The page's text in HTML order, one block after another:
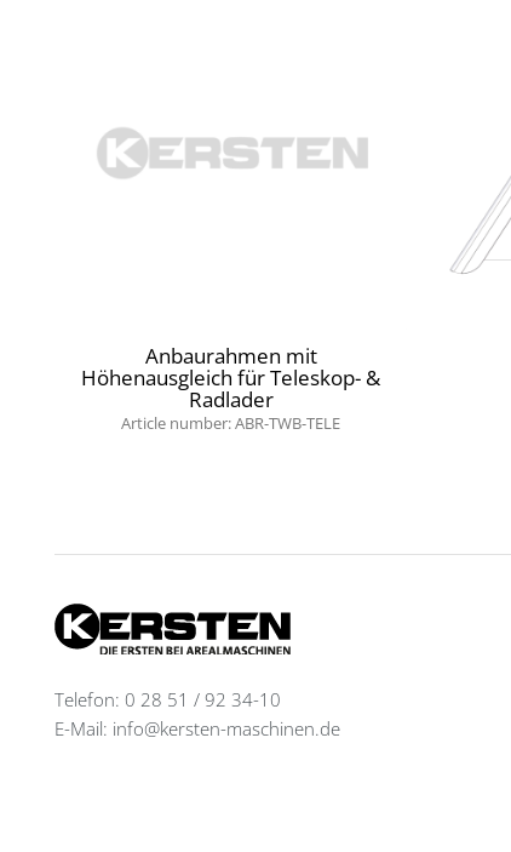
Anbaurahmen mit
Höhenausgleich für Teleskop- &
Radlader
Article number: ABR-TWB-TELE
Telefon: 0 28 51 / 92 34-10
E-Mail: info@kersten-maschinen.de